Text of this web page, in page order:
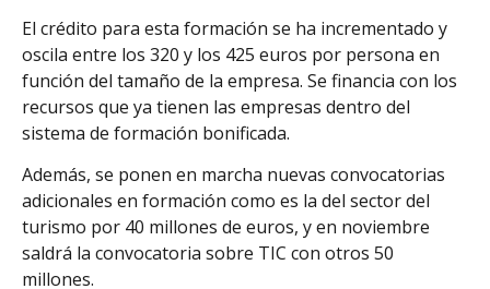
El crédito para esta formación se ha incrementado y
oscila entre los 320 y los 425 euros por persona en
función del tamaño de la empresa. Se financia con los
recursos que ya tienen las empresas dentro del
sistema de formación bonificada.
Además, se ponen en marcha nuevas convocatorias
adicionales en formación como es la del sector del
turismo por 40 millones de euros, y en noviembre
saldrá la convocatoria sobre TIC con otros 50
millones.